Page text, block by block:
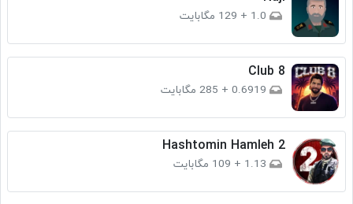
1.0
+ 129 مگابایت
Club 8
0.6919
+ 285 مگابایت
Hashtomin Hamleh 2
1.13
+ 109 مگابایت